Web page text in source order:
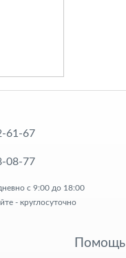
61-67
08-77
с 9:00 до 18:00
- круглосуточно
Помощь